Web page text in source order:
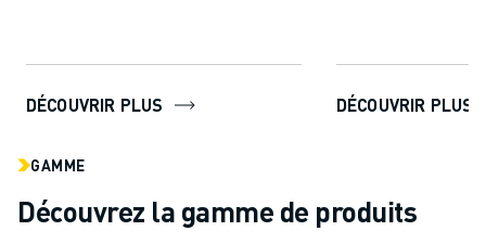
DÉCOUVRIR PLUS DÉCOUVRIR PLUS
GAMME
Découvrez la gamme de produits